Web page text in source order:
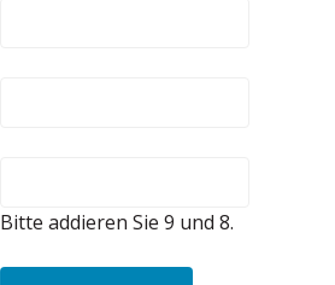
Bitte addieren Sie 9 und 8.